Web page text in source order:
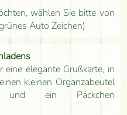
wählen Sie bitte von
Auto Zeichen)
elegante Grußkarte, in
kleinen Organzabeutel
ein Päckchen